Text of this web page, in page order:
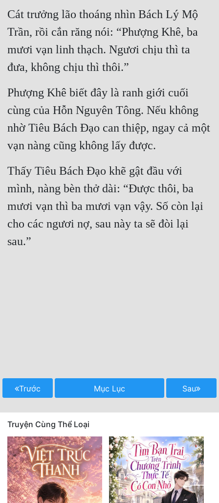
Cát trưởng lão thoáng nhìn Bách Lý Mộ
Trần, rồi cắn răng nói: “Phượng Khê, ba
mươi vạn linh thạch. Ngươi chịu thì ta
đưa, không chịu thì thôi.”
Phượng Khê biết đây là ranh giới cuối
cùng của Hỗn Nguyên Tông. Nếu không
nhờ Tiêu Bách Đạo can thiệp, ngay cả một
vạn nàng cũng không lấy được.
Thấy Tiêu Bách Đạo khẽ gật đầu với
mình, nàng bèn thở dài: “Được thôi, ba
mươi vạn thì ba mươi vạn vậy. Số còn lại
cho các ngươi nợ, sau này ta sẽ đòi lại
sau.”
Trước Mục Lục Sau
Truyện Cùng Thể Loại